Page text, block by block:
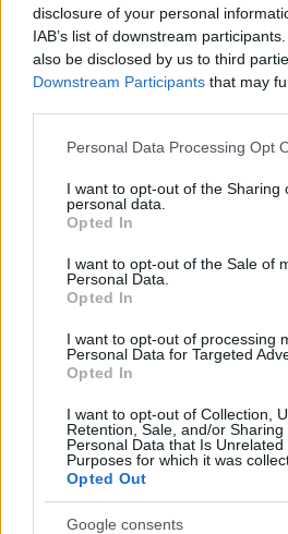
disclosure of your personal
IAB’s list of downstream
also be disclosed by us to third
Downstream Participants that may
Please note that this website/app
not limited to your visit or usage
grant or deny consent to Google
use your data for below specified
consent section.
Personal Data Processing Opt
I want to opt-out of the Sharing
personal data.
Opted In
I want to opt-out of the Sale of
Personal Data.
Opted In
I want to opt-out of processing
Personal Data for Targeted
Opted In
I want to opt-out of Collection,
Retention, Sale, and/or Sharing
Personal Data that Is Unrelated
Purposes for which it was
Opted Out
Google consents
Υποβολή
Όροι Χρήσης
Κόσμος
ΙΡΑΝ
Share: